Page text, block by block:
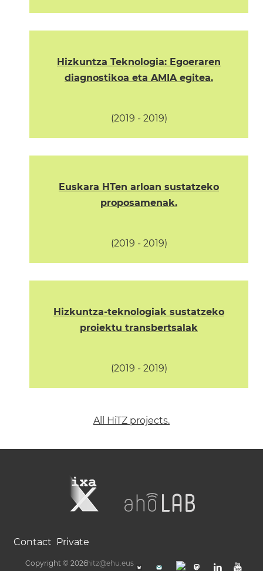
Hizkuntza Teknologia: Egoeraren
diagnostikoa eta AMIA egitea.
(2019 - 2019)
Euskara HTen arloan sustatzeko
proposamenak.
(2019 - 2019)
Hizkuntza-teknologiak sustatzeko
proiektu transbertsalak
(2019 - 2019)
All HiTZ projects.
Contact Private
Copyright © 2026hitz@ehu.eus